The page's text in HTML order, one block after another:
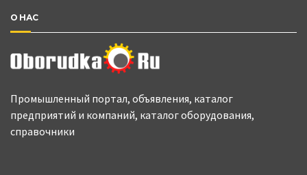
О НАС
Промышленный портал, объявления, каталог
предприятий и компаний, каталог оборудования,
справочники